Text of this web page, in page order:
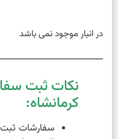
در انبار موجود نمی باشد
نکات ثبت
کرمانشاه: